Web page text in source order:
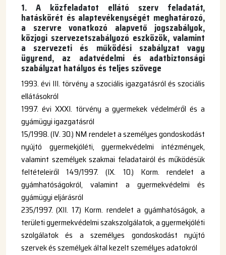
1. A közfeladatot ellátó szerv feladatát,
hatáskörét és alaptevékenységét meghatározó,
a szervre vonatkozó alapvető jogszabályok,
közjogi szervezetszabályozó eszközök, valamint
a szervezeti és működési szabályzat vagy
ügyrend, az adatvédelmi és adatbiztonsági
szabályzat hatályos és teljes szövege
1993. évi III. törvény a szociális igazgatásról és szociális
ellátásokról
1997. évi XXXI. törvény a gyermekek védelméről és a
gyámügyi igazgatásról
15/1998. (IV. 30.) NM rendelet a személyes gondoskodást
nyújtó gyermekjóléti, gyermekvédelmi intézmények,
valamint személyek szakmai feladatairól és működésük
feltételeiről 149/1997. (IX. 10.) Korm. rendelet a
gyámhatóságokról, valamint a gyermekvédelmi és
gyámügyi eljárásról
235/1997. (XII. 17.) Korm. rendelet a gyámhatóságok, a
területi gyermekvédelmi szakszolgálatok, a gyermekjóléti
szolgálatok és a személyes gondoskodást nyújtó
szervek és személyek által kezelt személyes adatokról